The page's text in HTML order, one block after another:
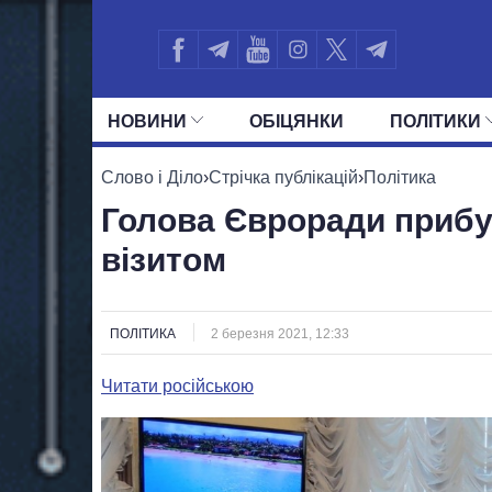
НОВИНИ ОБIЦЯНКИ ПОЛIТИКИ
УСІ ПОЛІТИКИ ПРЕЗИДЕНТ І ОФІС
Слово і Діло›Стрічка публікацій›Політика
Голова Євроради
візитом
ПОЛІТИКА 2 березня 2021, 12:33
Читати російською